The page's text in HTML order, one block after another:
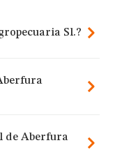
Sl.?
de Aberfura